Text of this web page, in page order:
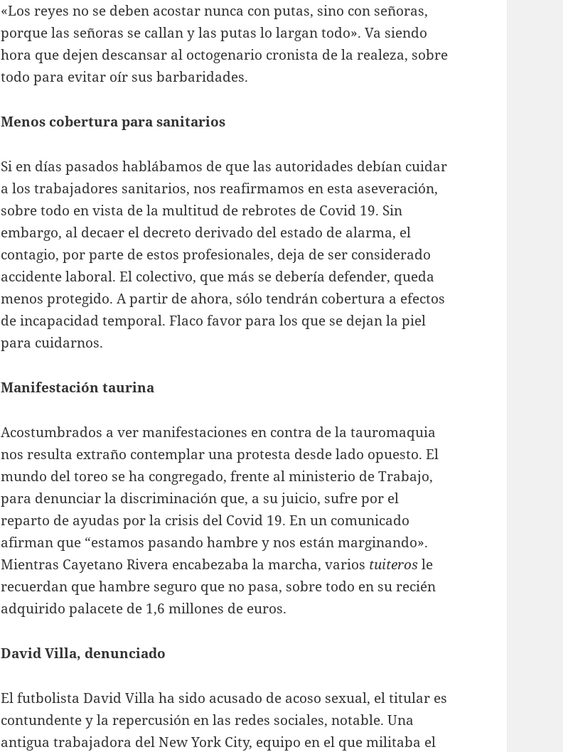
«Los reyes no se deben acostar nunca con putas, sino con señoras,
porque las señoras se callan y las putas lo largan todo». Va siendo
hora que dejen descansar al octogenario cronista de la realeza, sobre
todo para evitar oír sus barbaridades.
Menos cobertura para sanitarios
Si en días pasados hablábamos de que las autoridades debían cuidar
a los trabajadores sanitarios, nos reafirmamos en esta aseveración,
sobre todo en vista de la multitud de rebrotes de Covid 19. Sin
embargo, al decaer el decreto derivado del estado de alarma, el
contagio, por parte de estos profesionales, deja de ser considerado
accidente laboral. El colectivo, que más se debería defender, queda
menos protegido. A partir de ahora, sólo tendrán cobertura a efectos
de incapacidad temporal. Flaco favor para los que se dejan la piel
para cuidarnos.
Manifestación taurina
Acostumbrados a ver manifestaciones en contra de la tauromaquia
nos resulta extraño contemplar una protesta desde lado opuesto. El
mundo del toreo se ha congregado, frente al ministerio de Trabajo,
para denunciar la discriminación que, a su juicio, sufre por el
reparto de ayudas por la crisis del Covid 19. En un comunicado
afirman que “estamos pasando hambre y nos están marginando».
Mientras Cayetano Rivera encabezaba la marcha, varios tuiterosle
recuerdan que hambre seguro que no pasa, sobre todo en su recién
adquirido palacete de 1,6 millones de euros.
David Villa, denunciado
El futbolista David Villa ha sido acusado de acoso sexual, el titular es
contundente y la repercusión en las redes sociales, notable. Una
antigua trabajadora del New York City, equipo en el que militaba el